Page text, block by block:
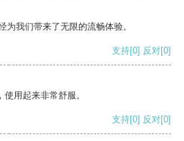
我们带来了无限的流畅体验。
支持[0] 反对[0]
用起来非常舒服。
支持[0] 反对[0]